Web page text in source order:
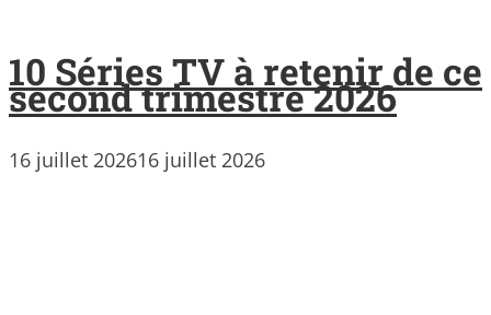
10 Séries TV à retenir de ce
second trimestre 2026
16 juillet 202616 juillet 2026